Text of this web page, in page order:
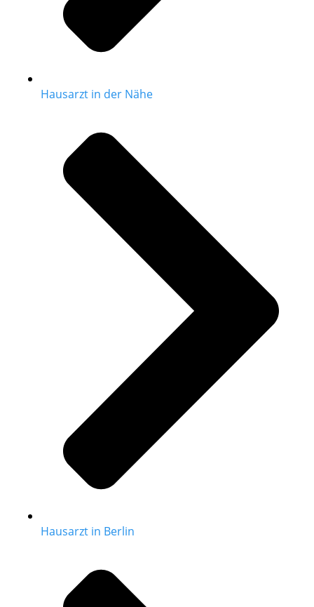
Hausarzt in der Nähe
Hausarzt in Berlin